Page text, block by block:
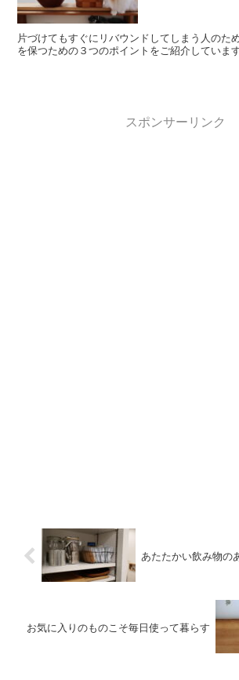
片づけてもすぐにリバウンドしてしまう人のた
を保つための３つのポイントをご紹介していま
スポンサーリンク
あたたかい飲み物の
お気に入りのものこそ毎日使って暮らす